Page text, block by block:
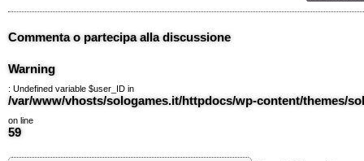
Commenta o partecipa alla discussione
Warning
: Undefined variable $user_ID in
/var/www/vhosts/sologames.it/httpdocs/wp-content/themes/
on line
59